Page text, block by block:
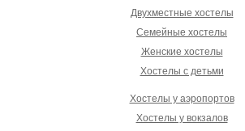
Двухместные хостелы
Семейные хостелы
Женские хостелы
Хостелы с детьми
Хостелы у аэропортов
Хостелы у вокзалов